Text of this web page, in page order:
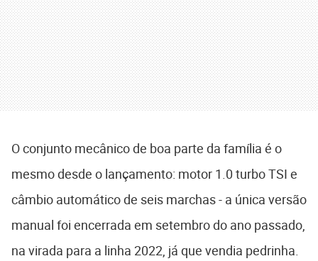
O conjunto mecânico de boa parte da família é o
mesmo desde o lançamento: motor 1.0 turbo TSI e
câmbio automático de seis marchas - a única versão
manual foi encerrada em setembro do ano passado,
na virada para a linha 2022, já que vendia pedrinha.